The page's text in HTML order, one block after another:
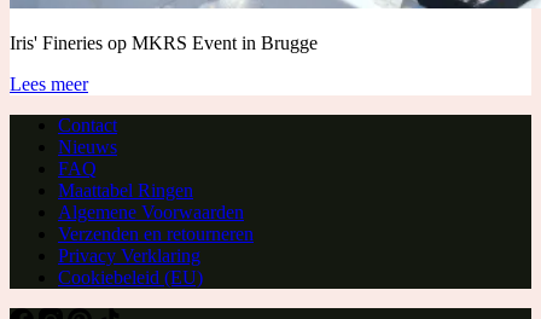
Iris' Fineries op MKRS Event in Brugge
Lees meerMKRS
Contact
Nieuws
FAQ
Maattabel Ringen
Algemene Voorwaarden
Verzenden en retourneren
Privacy Verklaring
Cookiebeleid (EU)